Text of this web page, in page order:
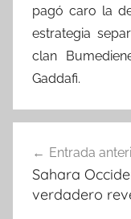
pagó caro la
estrategia
clan
Gaddafi.
de
entradas
Entrada
Sahara
verdadero